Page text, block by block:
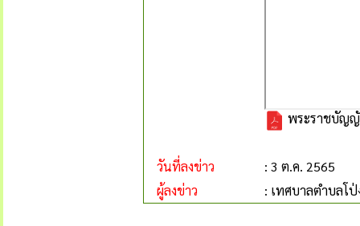
พระราชบัญ
วันที่ลงข่าว
: 3 ต.ค. 2565
ผู้ลงข่าว
: เทศบาลตำบลโ